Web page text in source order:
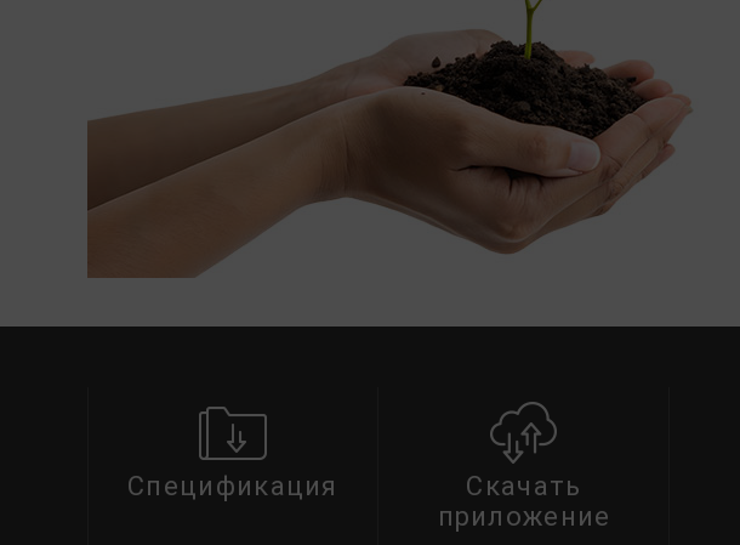
Спецификация
Скачать
приложение